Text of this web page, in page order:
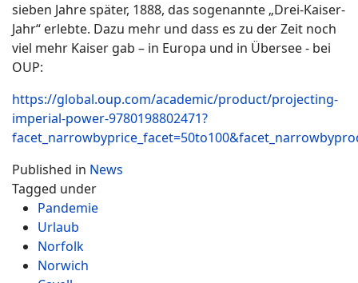
sieben Jahre später, 1888, das sogenannte „Drei-Kaiser-
Jahr“ erlebte. Dazu mehr und dass es zu der Zeit noch
viel mehr Kaiser gab – in Europa und in Übersee - bei
OUP:
https://global.oup.com/academic/product/projecting-
imperial-power-9780198802471?
Published in News
Tagged under
Pandemie
Urlaub
Norfolk
Norwich